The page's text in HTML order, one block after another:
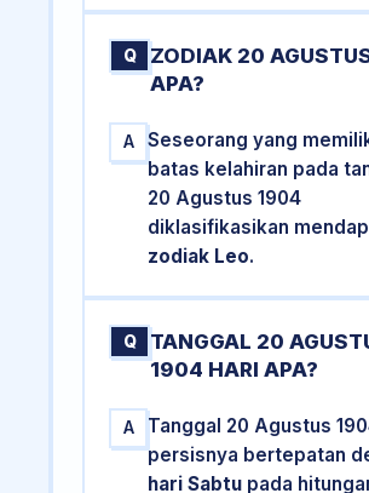
Q
ZODIAK 20
APA?
A
Seseorang yang
batas kelahiran pada
20 Agustus 1904
diklasifikasikan
zodiak Leo.
Q
TANGGAL 20
1904 HARI APA?
A
Tanggal 20 Agustus
persisnya bertepatan
hari Sabtu pada